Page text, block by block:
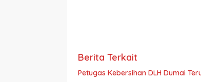
Berita Terkait
Petugas Kebersihan DLH Dumai